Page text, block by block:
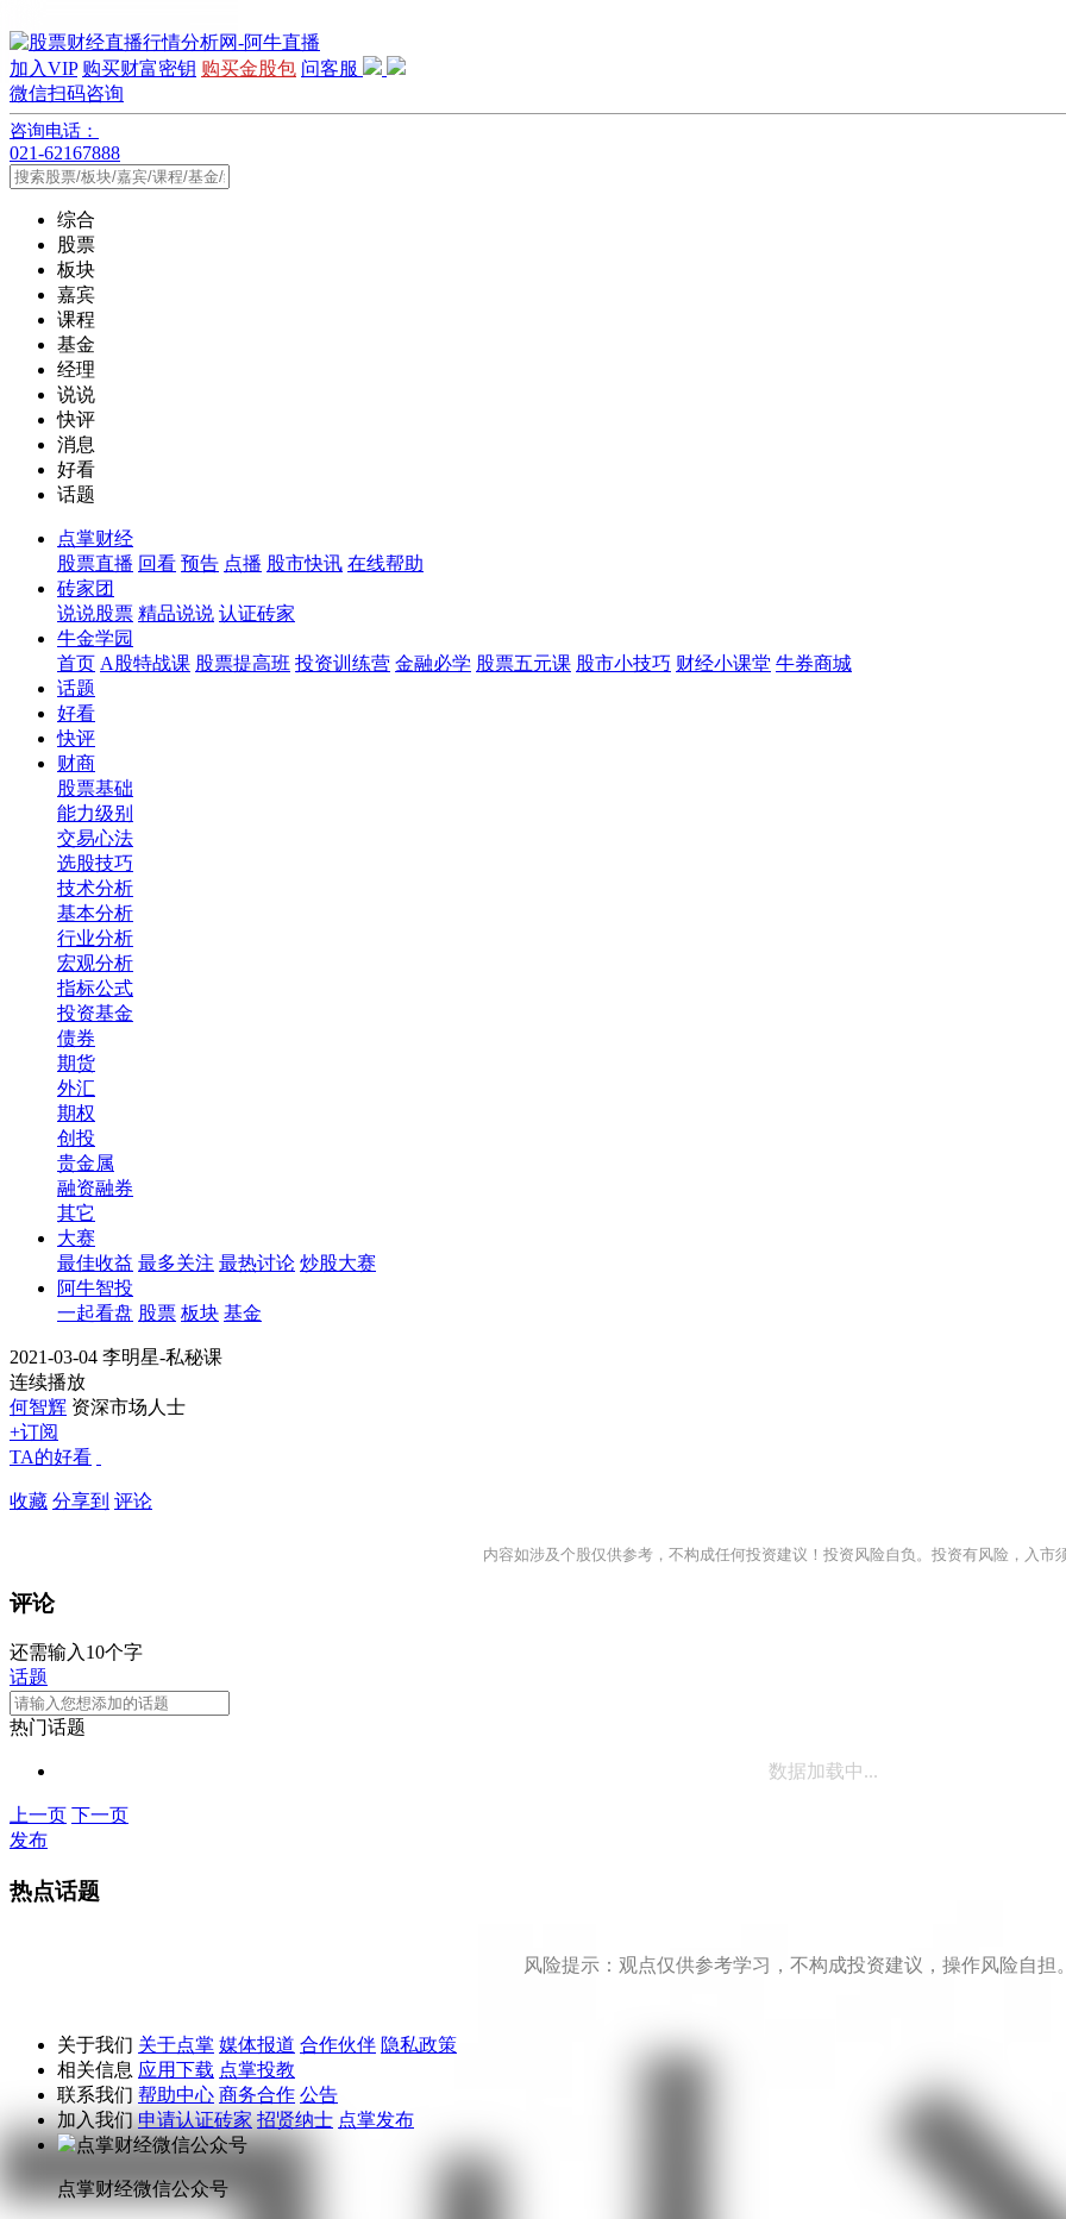
加入VIP 购买财富密钥 购买金股包 问客服
微信扫码咨询
咨询电话：
021-62167888
综合
股票
板块
嘉宾
课程
基金
经理
说说
快评
消息
好看
话题
点掌财经
股票直播 回看 预告 点播 股市快讯 在线帮助
砖家团
说说股票 精品说说 认证砖家
牛金学园
首页 A股特战课 股票提高班 投资训练营 金融必学 股票五元课 股市小技巧 财经小课堂 牛券商城
话题
好看
快评
财商
股票基础
能力级别
交易心法
选股技巧
技术分析
基本分析
行业分析
宏观分析
指标公式
投资基金
债券
期货
外汇
期权
创投
贵金属
融资融券
其它
大赛
最佳收益 最多关注 最热讨论 炒股大赛
阿牛智投
一起看盘 股票 板块 基金
2021-03-04 李明星-私秘课
连续播放
何智辉 资深市场人士
+订阅
TA的好看
收藏 分享到 评论
内容如涉及个股仅供参考，不构成任何投资建议！投资风险自负。投资有风险，入市
评论
还需输入10个字
话题
热门话题
数据加载中...
上一页 下一页
发布
热点话题
风险提示：观点仅供参考学习，不构成投资建议，操作风险自担
关于我们 关于点掌 媒体报道 合作伙伴 隐私政策
相关信息 应用下载 点掌投教
联系我们 帮助中心 商务合作 公告
加入我们 申请认证砖家 招贤纳士 点掌发布
点掌财经微信公众号